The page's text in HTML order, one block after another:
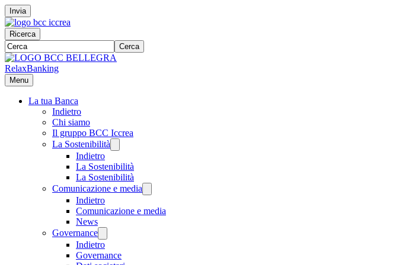
Invia
Ricerca
Cerca
RelaxBanking
Menu
La tua Banca
Indietro
Chi siamo
Il gruppo BCC Iccrea
La Sostenibilità
Indietro
La Sostenibilità
La Sostenibilità
Comunicazione e media
Indietro
Comunicazione e media
News
Governance
Indietro
Governance